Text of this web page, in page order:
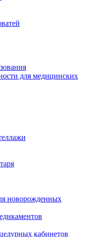
для медицинских
новорожденных
кабинетов